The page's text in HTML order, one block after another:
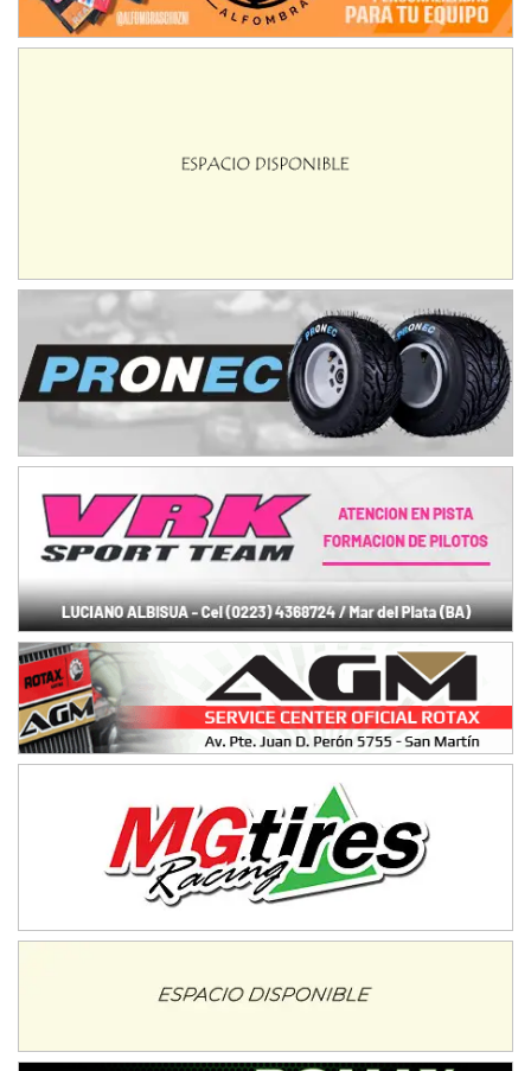
NORESTE SANTAFESINO - F6